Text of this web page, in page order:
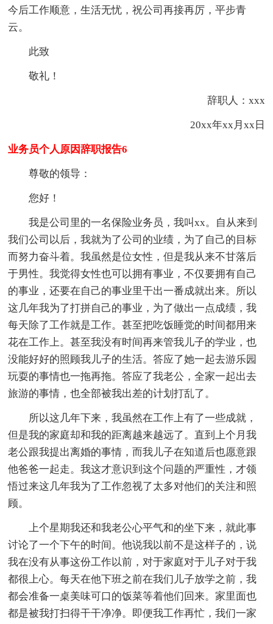
今后工作顺意，生活无忧，祝公司再接再厉，平步青
云。
此致
敬礼！
辞职人：xxx
20xx年xx月xx日
业务员个人原因辞职报告6
尊敬的领导：
您好！
我是公司里的一名保险业务员，我叫xx。自从来到
我们公司以后，我就为了公司的业绩，为了自己的目标
而努力奋斗着。我虽然是位女性，但是我从来不甘落后
于男性。我觉得女性也可以拥有事业，不仅要拥有自己
的事业，还要在自己的事业里干出一番成就出来。所以
这几年我为了打拼自己的事业，为了做出一点成绩，我
每天除了工作就是工作。甚至把吃饭睡觉的时间都用来
花在工作上。甚至我没有时间再来管我儿子的学业，也
没能好好的照顾我儿子的生活。答应了她一起去游乐园
玩耍的事情也一拖再拖。答应了我老公，全家一起出去
旅游的事情，也全部被我出差的计划打乱了。
所以这几年下来，我虽然在工作上有了一些成就，
但是我的家庭却和我的距离越来越远了。直到上个月我
老公跟我提出离婚的事情，而我儿子在知道后也愿意跟
他爸爸一起走。我这才意识到这个问题的严重性，才领
悟过来这几年我为了工作忽视了太多对他们的关注和照
顾。
上个星期我还和我老公心平气和的坐下来，就此事
讨论了一个下午的时间。他说我以前不是这样子的，说
我在没有从事这份工作以前，对于家庭对于儿子对于我
都很上心。每天在他下班之前在我们儿子放学之前，我
都会准备一桌美味可口的饭菜等着他们回来。家里面也
都是被我打扫得干干净净。即便我工作再忙，我们一家